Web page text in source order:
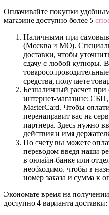
Оплачивайте покупки
магазине доступно более 5
Наличными при
(Москва и МО).
доставки, чтобы
сдачу с любой купюры.
средства, получаете
Безналичный расчет
интернет-магазине:
MasterCard. Чтобы
перенаправит вас на
партнера. Здесь нужно
действия и имя
По счету вы можете
переводом введя наши
в онлайн-банке или
необходимо, чтобы в
номер заказа и сумма к
Экономьте время на
доступно 4 варианта доставки: